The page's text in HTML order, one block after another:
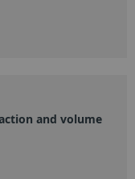
and volume